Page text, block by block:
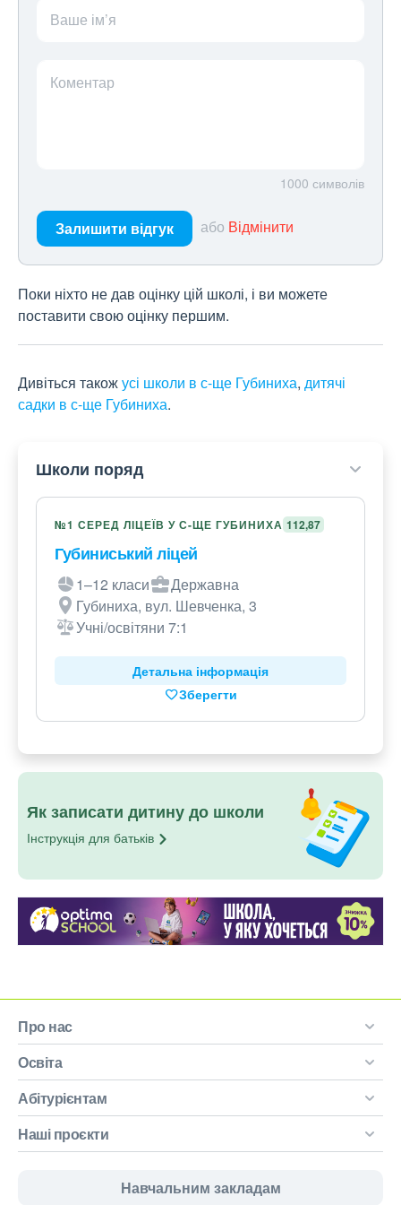
Ваше ім’я
Коментар
1000 символів
Залишити відгук або Відмінити
Поки ніхто не дав оцінку цій школі, і ви можете
поставити свою оцінку першим.
Дивіться такожусі школи в с-ще Губиниха, дитячі
садки в с-ще Губиниха.
Школи поряд
№1 СЕРЕД ЛІЦЕЇВ У С-ЩЕ ГУБИНИХА 112,87
Губиниський ліцей
1–12 класи
Державна
Губиниха, вул. Шевченка, 3
Учні/освітяни 7:1
Детальна інформація
Зберегти
Як записати дитину до школи
Інструкція для батьків
Про нас
Освіта
Абітурієнтам
Наші проєкти
Навчальним закладам